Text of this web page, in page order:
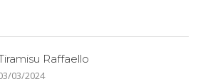
Raffaello
03/2024